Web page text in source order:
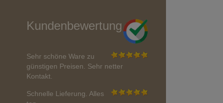
Kundenbewertung
Sehr schöne Ware zu
günstigen Preisen. Sehr netter
Kontakt.
Schnelle Lieferung. Alles